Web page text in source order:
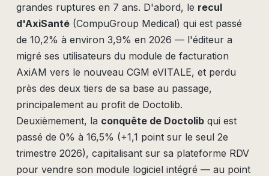
grandes ruptures en 7 ans. D'abord, le recul
d'AxiSanté(CompuGroup Medical) qui est passé
de 10,2% à environ 3,9% en 2026 — l'éditeur a
migré ses utilisateurs du module de facturation
AxiAM vers le nouveau CGM eVITALE, et perdu
près des deux tiers de sa base au passage,
principalement au profit de Doctolib.
Deuxièmement, la conquête de Doctolibqui est
passé de 0% à 16,5% (+1,1 point sur le seul 2e
trimestre 2026), capitalisant sur sa plateforme RDV
pour vendre son module logiciel intégré — au point